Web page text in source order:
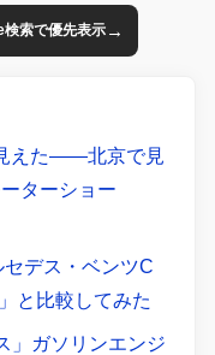
索で優先表示→
えた――北京で見
ターショー
セデス・ベンツC
と比較してみた
」ガソリンエンジ